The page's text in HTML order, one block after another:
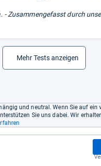
- Zusammengefasst durch
Mehr Tests anzeigen
und neutral. Wenn Sie auf ein
Sie uns dabei. Wir